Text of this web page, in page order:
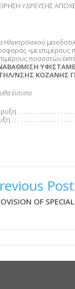
ΥΔΡΕΥΣΗΣ
Ηλεκτρονικού
«με επιμέρους
ποσοστών
ΝΣΗΣ ΚΟΖΑΝΗΣ ΓΙΑ
έντυπα
. . . . . . . . . . . . . . . . . . .
. . . . . . . . . . . . . . . . . . . . .
Post
OF